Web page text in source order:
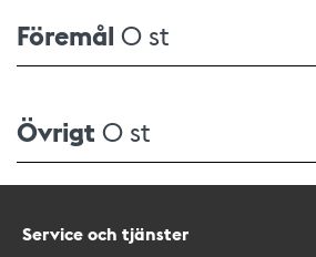
Föremål 0 st
Övrigt 0 st
Service och tjänster